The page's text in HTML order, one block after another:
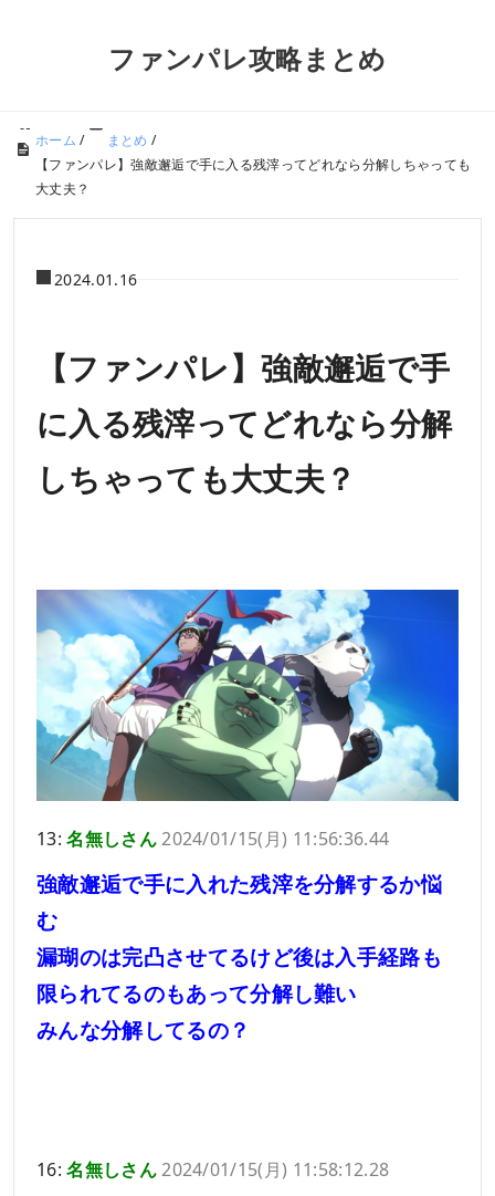
ファンパレ攻略まとめ
ホーム / まとめ /
【ファンパレ】強敵邂逅で手に入る残滓ってどれなら分解しちゃっても
大丈夫？
2024.01.16
【ファンパレ】強敵邂逅で手
に入る残滓ってどれなら分解
しちゃっても大丈夫？
13:名無しさん2024/01/15(月) 11:56:36.44
強敵邂逅で手に入れた残滓を分解するか悩
む
漏瑚のは完凸させてるけど後は入手経路も
限られてるのもあって分解し難い
みんな分解してるの？
16:名無しさん2024/01/15(月) 11:58:12.28